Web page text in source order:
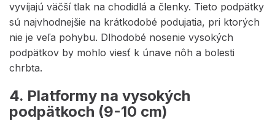
vyvíjajú väčší tlak na chodidlá a členky. Tieto podpätky
sú najvhodnejšie na krátkodobé podujatia, pri ktorých
nie je veľa pohybu. Dlhodobé nosenie vysokých
podpätkov by mohlo viesť k únave nôh a bolesti
chrbta.
4. Platformy na vysokých
podpätkoch (9-10 cm)